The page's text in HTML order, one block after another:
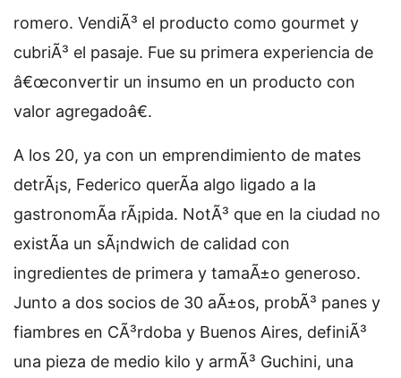
romero. VendiÃ³ el producto como gourmet y
cubriÃ³ el pasaje. Fue su primera experiencia de
â€œconvertir un insumo en un producto con
valor agregadoâ€.
A los 20, ya con un emprendimiento de mates
detrÃ¡s, Federico querÃ­a algo ligado a la
gastronomÃ­a rÃ¡pida. NotÃ³ que en la ciudad no
existÃ­a un sÃ¡ndwich de calidad con
ingredientes de primera y tamaÃ±o generoso.
Junto a dos socios de 30 aÃ±os, probÃ³ panes y
fiambres en CÃ³rdoba y Buenos Aires, definiÃ³
una pieza de medio kilo y armÃ³ Guchini, una